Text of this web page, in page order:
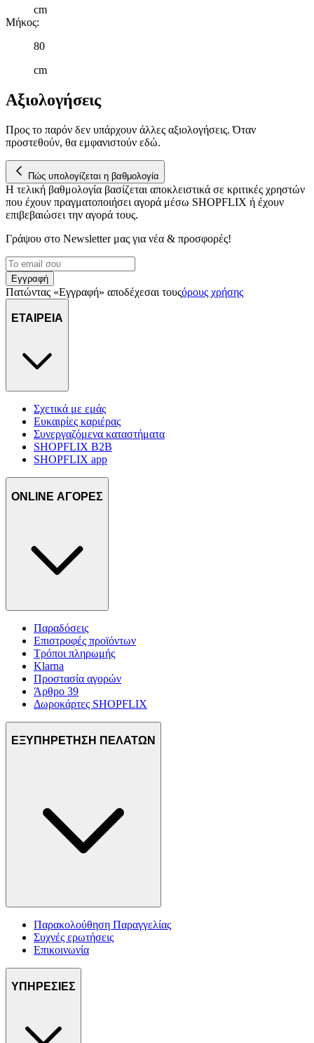
cm
Μήκος:
80
cm
Αξιολογήσεις
Προς το παρόν δεν υπάρχουν άλλες αξιολογήσεις. Όταν
προστεθούν, θα εμφανιστούν εδώ.
Πώς υπολογίζεται η βαθμολογία
Η τελική βαθμολογία βασίζεται αποκλειστικά σε κριτικές χρηστών
που έχουν πραγματοποιήσει αγορά μέσω SHOPFLIX ή έχουν
επιβεβαιώσει την αγορά τους.
Γράψου στο Νewsletter μας για νέα & προσφορές!
Εγγραφή
Πατώντας «Εγγραφή» αποδέχεσαι τουςόρους χρήσης
ΕΤΑΙΡΕΙΑ
Σχετικά με εμάς
Ευκαιρίες καριέρας
Συνεργαζόμενα καταστήματα
SHOPFLIX B2B
SHOPFLIX app
ONLINE ΑΓΟΡΕΣ
Παραδόσεις
Επιστροφές προϊόντων
Τρόποι πληρωμής
Klarna
Προστασία αγορών
Άρθρο 39
Δωροκάρτες SHOPFLIX
ΕΞΥΠΗΡΕΤΗΣΗ ΠΕΛΑΤΩΝ
Παρακολούθηση Παραγγελίας
Συχνές ερωτήσεις
Επικοινωνία
ΥΠΗΡΕΣΙΕΣ